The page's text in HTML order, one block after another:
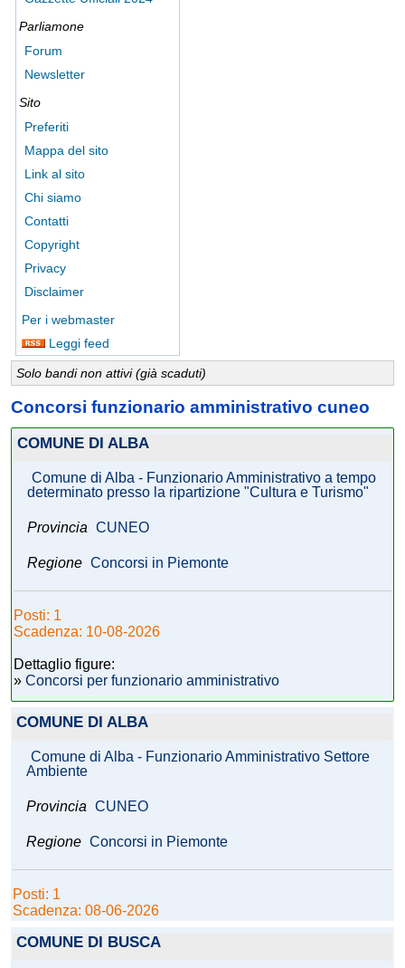
Parliamone
Forum
Newsletter
Sito
Preferiti
Mappa del sito
Link al sito
Chi siamo
Contatti
Copyright
Privacy
Disclaimer
Per i webmaster
Leggi feed
Solo bandi non attivi (già scaduti)
Concorsi funzionario amministrativo cuneo
COMUNE DI ALBA
Comune di Alba - Funzionario Amministrativo a tempo
determinato presso la ripartizione "Cultura e Turismo"
Provincia CUNEO
Regione Concorsi in Piemonte
Posti: 1
Scadenza: 10-08-2026
Dettaglio figure:
» Concorsi per funzionario amministrativo
COMUNE DI ALBA
Comune di Alba - Funzionario Amministrativo Settore
Ambiente
Provincia CUNEO
Regione Concorsi in Piemonte
Posti: 1
Scadenza: 08-06-2026
COMUNE DI BUSCA